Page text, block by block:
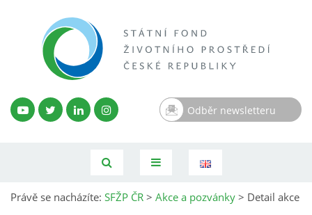
Odběr newsletteru
Právě se nacházíte: SFŽP ČR > Akce a pozvánky > Detail akce